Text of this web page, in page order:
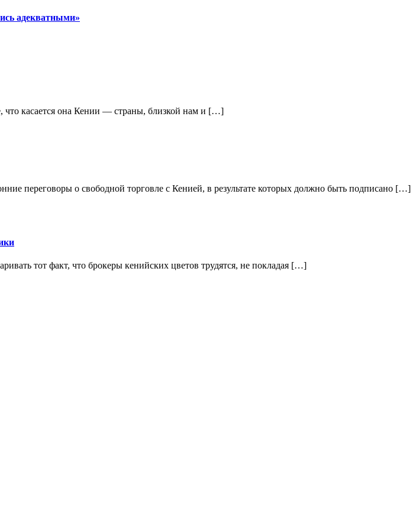
адекватными»
что касается она Кении — страны, близкой нам и […]
переговоры о свободной торговле с Кенией, в результате которых должно быть подписано […]
тот факт, что брокеры кенийских цветов трудятся, не покладая […]